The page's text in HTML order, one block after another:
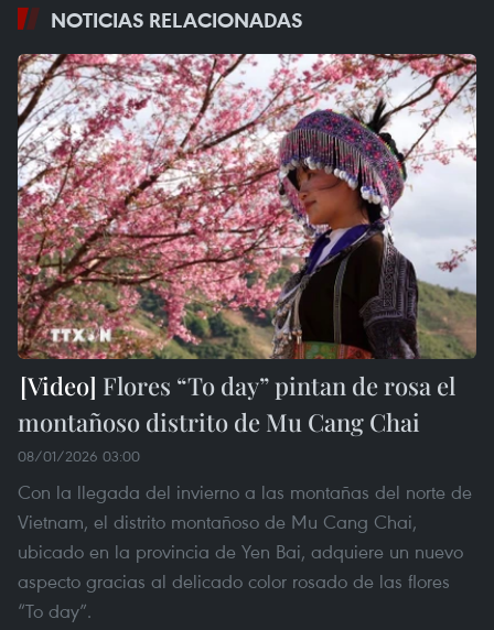
NOTICIAS RELACIONADAS
Flores “To day” pintan de rosa el
montañoso distrito de Mu Cang Chai
08/01/2026 03:00
Con la llegada del invierno a las montañas del norte de
Vietnam, el distrito montañoso de Mu Cang Chai,
ubicado en la provincia de Yen Bai, adquiere un nuevo
aspecto gracias al delicado color rosado de las flores
“To day”.